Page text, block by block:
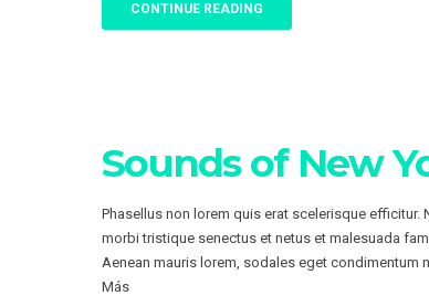
CONTINUE READING
Sounds of New
Phasellus non lorem quis erat scelerisque efficitur.
morbi tristique senectus et netus et malesuada
Aenean mauris lorem, sodales eget condimentum
Más